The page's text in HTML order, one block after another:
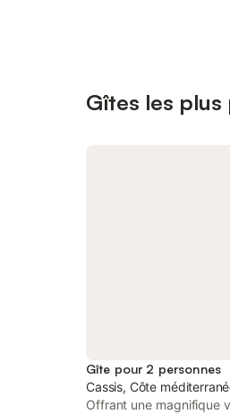
Gîtes les plus
Gîte pour 2 personnes
Cassis, Côte
Offrant une magnifique